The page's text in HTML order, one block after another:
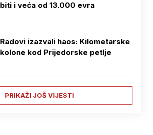
biti i veća od 13.000 evra
Radovi izazvali haos: Kilometarske
kolone kod Prijedorske petlje
PRIKAŽI JOŠ VIJESTI